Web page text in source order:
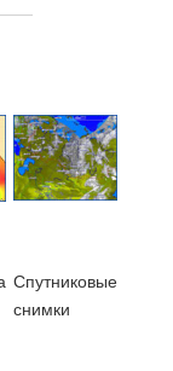
Cпутниковые
снимки